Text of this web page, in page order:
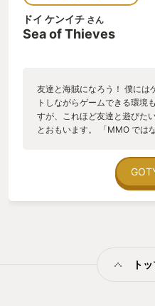
ドイ ケンイチ さん
Sea of Thieves
友達と海賊になろう！ 僕には
トしながらゲームできる環境
すが、これほど友達と遊びた
とおもいます。 「MMO では
点のアクションアドベンチャ
ーになるそうです。 入った世
いってなゲームなんですが、
てもちろん照準などもありま
ト